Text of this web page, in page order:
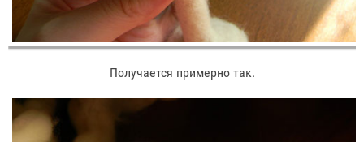
Получается примерно так.